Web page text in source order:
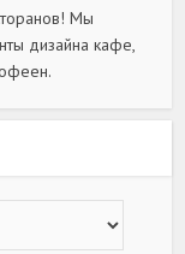
Мы
дизайна кафе,